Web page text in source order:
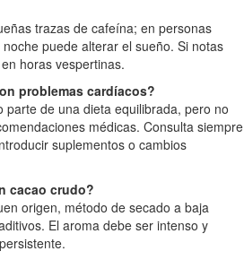
trazas de cafeína; en personas
puede alterar el sueño. Si notas
horas vespertinas.
problemas cardíacos?
parte de una dieta equilibrada, pero no
médicas. Consulta siempre
suplementos o cambios
cacao crudo?
origen, método de secado a baja
El aroma debe ser intenso y